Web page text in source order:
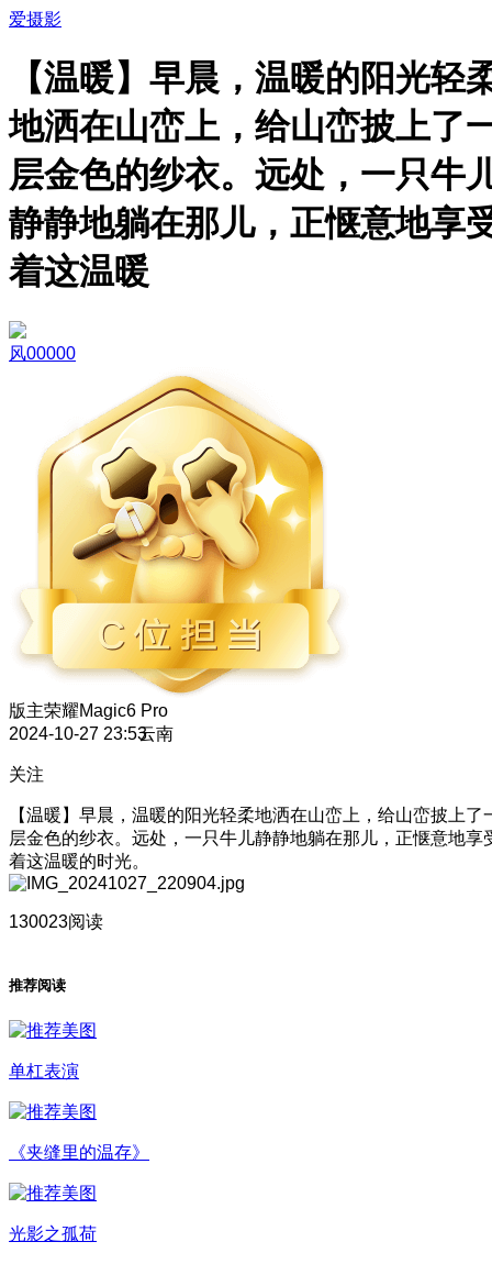
爱摄影
【温暖】早晨，温暖的阳光轻
地洒在山峦上，给山峦披上了
层金色的纱衣。远处，一只牛
静静地躺在那儿，正惬意地享
着这温暖
风00000
版主荣耀Magic6 Pro
2024-10-27 23:53云南
关注
【温暖】早晨，温暖的阳光轻柔地洒在山峦上，给山峦披上了
层金色的纱衣。远处，一只牛儿静静地躺在那儿，正惬意地享
着这温暖的时光。
130023阅读
推荐阅读
单杠表演
《夹缝里的温存》
光影之孤荷